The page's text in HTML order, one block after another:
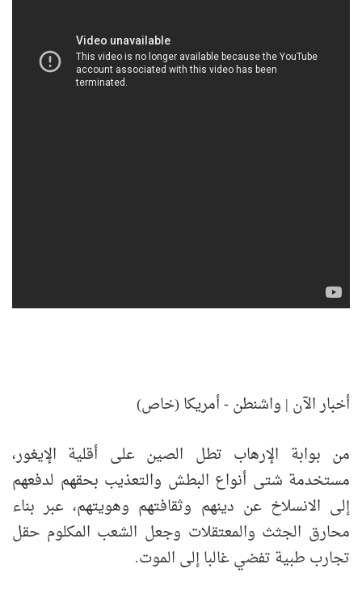
أخبار الآن | واشنطن - أمريكا (خاص)
من بوابة الإرهاب تطل الصين على أقلية الإيغور،
مستخدمة شتى أنواع البطش والتعذيب بحقهم لدفعهم
إلى الانسلاخ عن دينهم وثقافتهم وهويتهم، عبر بناء
محارق الجثث والمعتقلات وجعل الشعب المكلوم حقل
تجارب طبية تفضي غالبا إلى الموت.